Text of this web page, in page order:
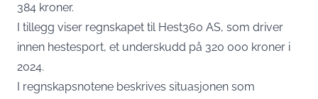
384 kroner.
I tillegg viser regnskapet til Hest360 AS, som driver
innen hestesport, et underskudd på 320 000 kroner i
2024.
I regnskapsnotene beskrives situasjonen som